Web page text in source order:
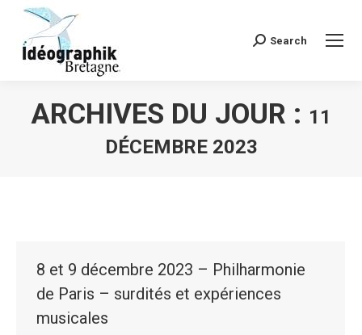
Recherche
Search
ARCHIVES DU JOUR : 11
DÉCEMBRE 2023
8 et 9 décembre 2023 – Philharmonie
de Paris – surdités et expériences
musicales